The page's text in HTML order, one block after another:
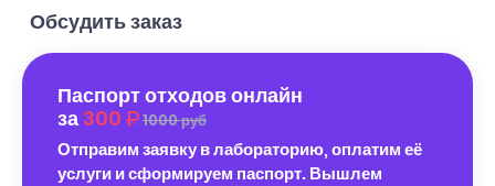
Обсудить заказ
Паспорт отходов онлайн
за 300 1000 руб
Отправим заявку в лабораторию, оплатим её
услуги и сформируем паспорт. Вышлем